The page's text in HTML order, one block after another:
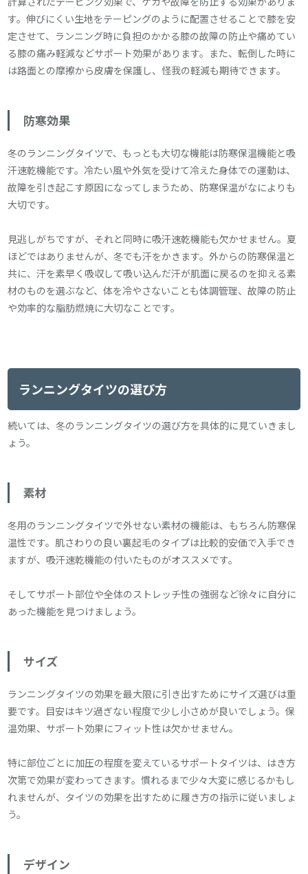
す。伸びにくい生地をテーピングのように配置させることで膝を安
定させて、ランニング時に負担のかかる膝の故障の防止や痛めてい
る膝の痛み軽減などサポート効果があります。また、転倒した時に
は路面との摩擦から皮膚を保護し、怪我の軽減も期待できます。
防寒効果
冬のランニングタイツで、もっとも大切な機能は防寒保温機能と吸
汗速乾機能です。冷たい風や外気を受けて冷えた身体での運動は、
故障を引き起こす原因になってしまうため、防寒保温がなによりも
大切です。
見逃しがちですが、それと同時に吸汗速乾機能も欠かせません。夏
ほどではありませんが、冬でも汗をかきます。外からの防寒保温と
共に、汗を素早く吸収して吸い込んだ汗が肌面に戻るのを抑える素
材のものを選ぶなど、体を冷やさないことも体調管理、故障の防止
や効率的な脂肪燃焼に大切なことです。
ランニングタイツの選び方
続いては、冬のランニングタイツの選び方を具体的に見ていきまし
ょう。
素材
冬用のランニングタイツで外せない素材の機能は、もちろん防寒保
温性です。肌さわりの良い裏起毛のタイプは比較的安価で入手でき
ますが、吸汗速乾機能の付いたものがオススメです。
そしてサポート部位や全体のストレッチ性の強弱など徐々に自分に
あった機能を見つけましょう。
サイズ
ランニングタイツの効果を最大限に引き出すためにサイズ選びは重
要です。目安はキツ過ぎない程度で少し小さめが良いでしょう。保
温効果、サポート効果にフィット性は欠かせません。
特に部位ごとに加圧の程度を変えているサポートタイツは、はき方
次第で効果が変わってきます。慣れるまで少々大変に感じるかもし
れませんが、タイツの効果を出すために履き方の指示に従いましょ
う。
デザイン